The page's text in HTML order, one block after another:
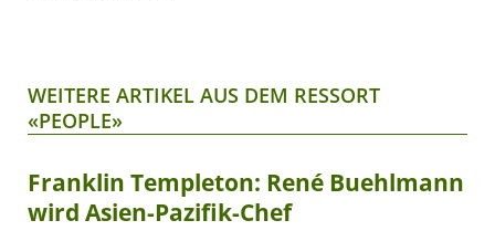
WEITERE ARTIKEL AUS DEM RESSORT
«PEOPLE»
Franklin Templeton: René Buehlmann
wird Asien-Pazifik-Chef